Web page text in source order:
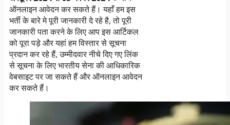
ऑनलाइन आवेदन कर सकते हैं। यहाँ हम इस
भर्तीके बारे मे पूरी जानकारी दे रहे है, तो पूरी
जानकारी पता करने के लिए आप इस आर्टिकल
को पूरा पड़े और यहां हम विस्तार से सूचना
प्रदान कर रहे हैं, उम्मीदवार नीचे दिए गए लिंक
से सूचना के लिए भारतीय सेना की आधिकारिक
वेबसाइट पर जा सकते हैं और ऑनलाइन आवेदन
कर सकते हैं।